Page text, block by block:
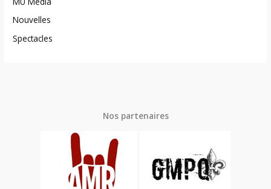
Nouvelles
Spectacles
Nos partenaires